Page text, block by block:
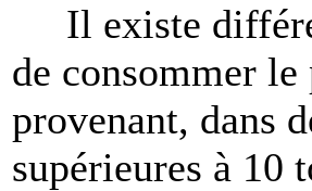
Il existe
de consommer
provenant, dans
supérieures à 10